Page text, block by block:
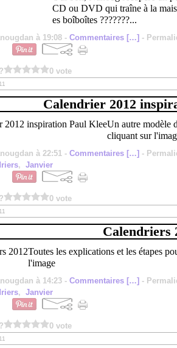
CD ou DVD qui traîne à la
es boîboîtes ???????...
à 19:08 - Commentaires […] -
0 vote
Calendrier 2012
Un autre modèle
cliquant sur
à 22:51 - Commentaires […] -
, Janvier
0 vote
Calendriers
Toutes les explications et les étapes
l'image
à 14:23 - Commentaires […] -
, Janvier
0 vote